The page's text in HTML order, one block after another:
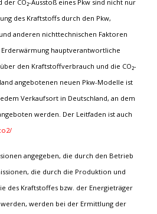
CO₂-Ausstoß eines Pkw sind nicht nur
des Kraftstoffs durch den Pkw,
anderen nichttechnischen Faktoren
Erderwärmung hauptverantwortliche
den Kraftstoffverbrauch und die CO₂-
angebotenen neuen Pkw-Modelle ist
Verkaufsort in Deutschland, an dem
werden. Der Leitfaden ist auch
angegeben, die durch den Betrieb
die durch die Produktion und
des Kraftstoffes bzw. der Energieträger
werden bei der Ermittlung der